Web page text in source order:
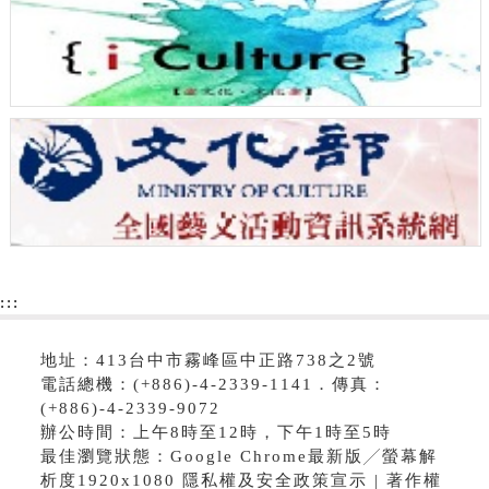
:::
地址：413台中市霧峰區中正路738之2號
電話總機：(+886)-4-2339-1141．傳真：
(+886)-4-2339-9072
辦公時間：上午8時至12時，下午1時至5時
最佳瀏覽狀態：Google Chrome最新版╱螢幕解
析度1920x1080 隱私權及安全政策宣示 | 著作權